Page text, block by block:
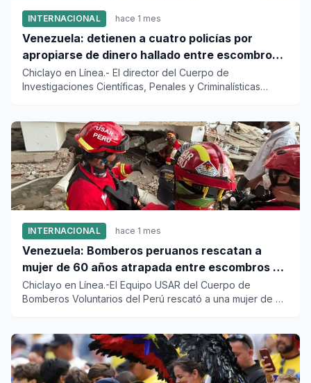
INTERNACIONAL hace 1 mes
Venezuela: detienen a cuatro policías por
apropiarse de dinero hallado entre escombros
de viviendas colapsadas en La Guaira
Chiclayo en Línea.- El director del Cuerpo de
Investigaciones Científicas, Penales y Criminalísticas
INTERNACIONAL hace 1 mes
Venezuela: Bomberos peruanos rescatan a
mujer de 60 años atrapada entre escombros de
edificio en La Guaira
Chiclayo en Línea.-El Equipo USAR del Cuerpo de
Bomberos Voluntarios del Perú rescató a una mujer de 60